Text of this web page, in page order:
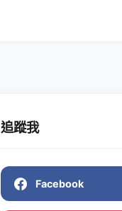
追蹤我
Facebook